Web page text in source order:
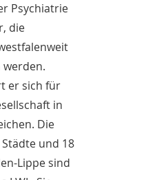
Psychiatrie
die
er sich für
in
Die
und 18
Lippe sind